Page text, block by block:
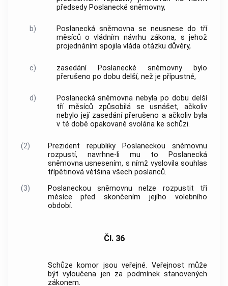
předsedy Poslanecké sněmovny,
b)
Poslanecká sněmovna se neusnese do tří
měsíců o vládním návrhu zákona, s jehož
projednáním spojila vládaotázku důvěry,
c)
zasedání Poslanecké sněmovny bylo
přerušeno po dobu delší, než je přípustné,
d)
Poslanecká sněmovna nebyla po dobu delší
tří měsíců způsobilá se usnášet, ačkoliv
nebylo její zasedání přerušeno a ačkoliv byla
v té době opakovaně svolána ke schůzi.
(2)
Prezident republiky Poslaneckou sněmovnu
rozpustí, navrhne-li mu to Poslanecká
sněmovna usnesením, s nímž vyslovila souhlas
třípětinová většina všech poslanců.
(3)
Poslaneckou sněmovnu nelze rozpustit tři
měsíce před skončením jejího volebního
období.
Čl. 36
Schůze komor jsou veřejné. Veřejnost může
být vyloučena jen za podmínek stanovených
zákonem.